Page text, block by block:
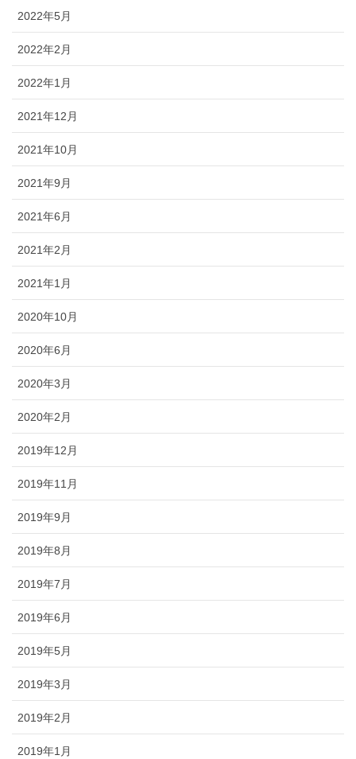
2022年5月
2022年2月
2022年1月
2021年12月
2021年10月
2021年9月
2021年6月
2021年2月
2021年1月
2020年10月
2020年6月
2020年3月
2020年2月
2019年12月
2019年11月
2019年9月
2019年8月
2019年7月
2019年6月
2019年5月
2019年3月
2019年2月
2019年1月